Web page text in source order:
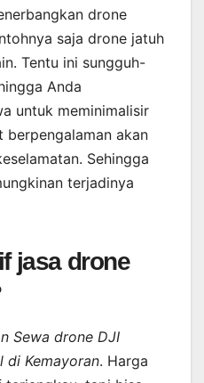
drone
saja drone jatuh
Tentu ini sungguh-
Anda
untuk meminimalisir
berpengalaman akan
Sehingga
terjadinya
jasa drone
Sewa drone DJI
di Kemayoran. Harga